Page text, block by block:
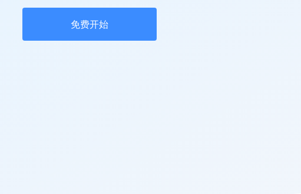
免费开始